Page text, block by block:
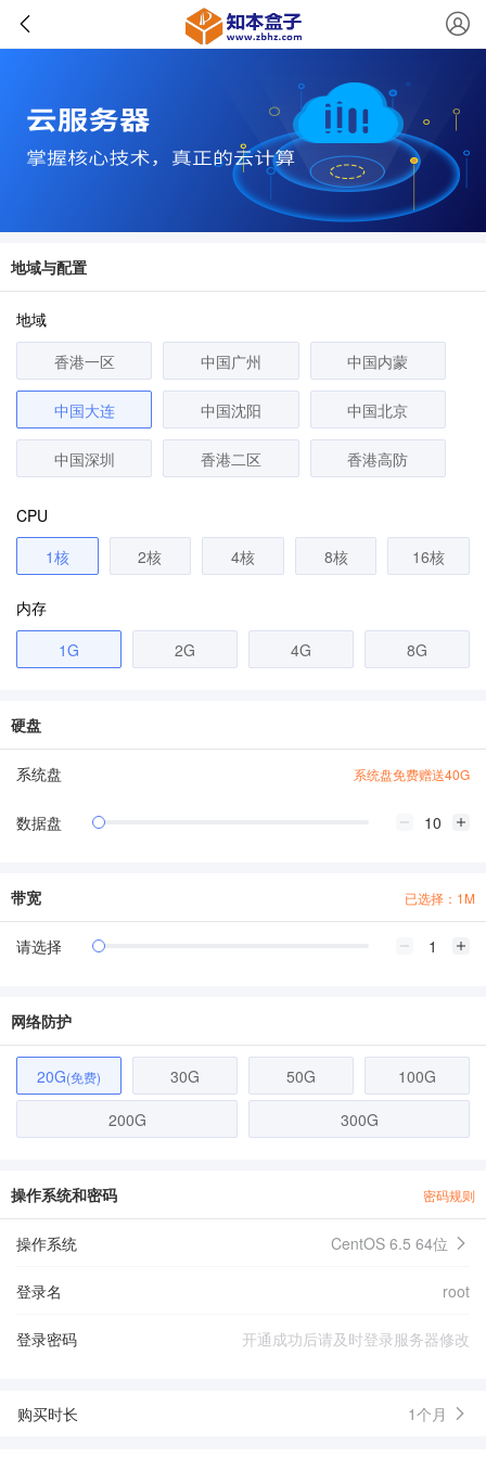
地域与配置
地域
香港一区
中国广州 中国内蒙
中国大连 中国沈阳 中国北京
中国深圳 香港二区 香港高防
CPU
1核
2核 4核 8核 16核
内存
1G
2G 4G 8G
硬盘
系统盘 系统盘免费赠送40G
数据盘
带宽 已选择：1M
请选择
网络防护
20G(免费) 30G 50G
100G
200G
300G
操作系统和密码 密码规则
操作系统 CentOS 6.5 64位
登录名 root
登录密码
购买时长 1个月